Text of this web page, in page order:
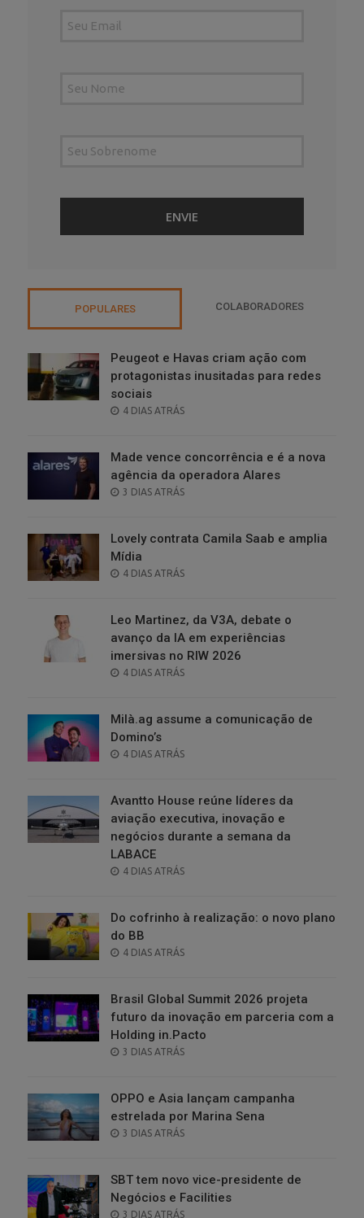
POPULARES COLABORADORES
Peugeot e Havas criam ação com
protagonistas inusitadas para redes
sociais
POSTED
4 DIAS ATRÁS
Made vence concorrência e é a nova
agência da operadora Alares
POSTED
3 DIAS ATRÁS
Lovely contrata Camila Saab e amplia
Mídia
POSTED
4 DIAS ATRÁS
Leo Martinez, da V3A, debate o
avanço da IA em experiências
imersivas no RIW 2026
POSTED
4 DIAS ATRÁS
Milà.ag assume a comunicação de
Domino’s
POSTED
4 DIAS ATRÁS
Avantto House reúne líderes da
aviação executiva, inovação e
negócios durante a semana da
LABACE
POSTED
4 DIAS ATRÁS
Do cofrinho à realização: o novo plano
do BB
POSTED
4 DIAS ATRÁS
Brasil Global Summit 2026 projeta
futuro da inovação em parceria com a
Holding in.Pacto
POSTED
3 DIAS ATRÁS
OPPO e Asia lançam campanha
estrelada por Marina Sena
POSTED
3 DIAS ATRÁS
SBT tem novo vice-presidente de
Negócios e Facilities
POSTED
3 DIAS ATRÁS